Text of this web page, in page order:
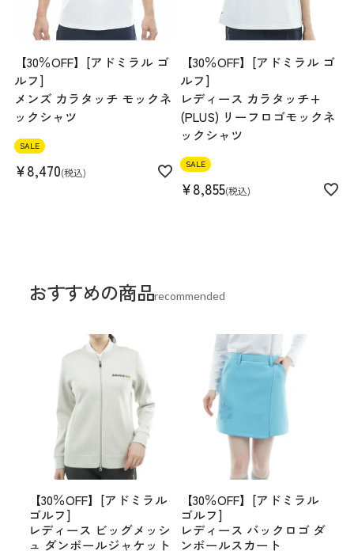
【30％OFF】[アドミラル ゴ
ルフ]
メンズ カラタッチ モックネ
ックシャツ
SALE
¥8,470 税込
【30％OFF】[アドミラル ゴ
ルフ]
レディース カラタッチ+
(PLUS) リーフロゴモックネ
ックシャツ
SALE
¥8,855 税込
おすすめの商品recommended
【30％OFF】[アドミラル
ゴルフ]
レディース ビッグメッシ
ュ ダンボールジャケット
【30％OFF】[アドミラル
ゴルフ]
レディース バックロゴ ダ
ンボールスカート